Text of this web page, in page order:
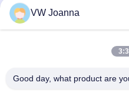
VW Joanna
Good day, what product are